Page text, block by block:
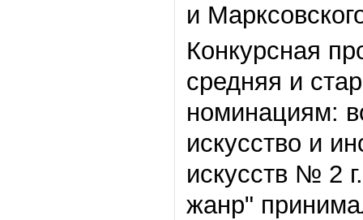
и
Конкурсная
средняя и
номинациям:
искусство и
искусств № 2
жанр"